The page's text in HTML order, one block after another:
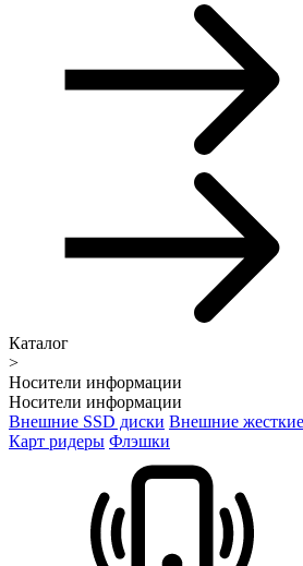
Каталог
>
Носители информации
Носители информации
Внешние SSD диски Внешние
Карт ридеры Флэшки